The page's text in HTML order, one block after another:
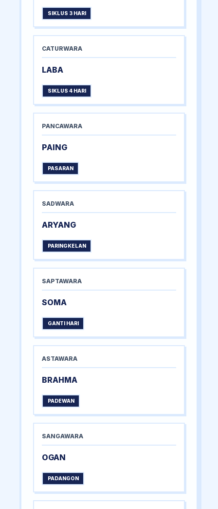
SIKLUS 3 HARI
CATURWARA
LABA
SIKLUS 4 HARI
PANCAWARA
PAING
PASARAN
SADWARA
ARYANG
PARINGKELAN
SAPTAWARA
SOMA
GANTI HARI
ASTAWARA
BRAHMA
PADEWAN
SANGAWARA
OGAN
PADANGON